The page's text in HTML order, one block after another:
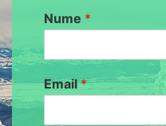
Nume *
Email*